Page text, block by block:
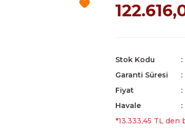
Stok Kodu
Garanti Süresi
Fiyat
Havale
*13.333,45 TL den